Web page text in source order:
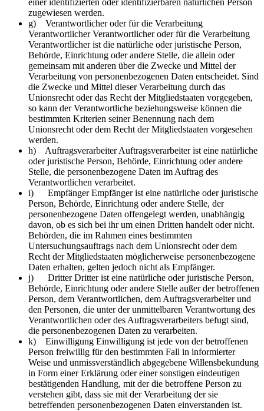
einer identifizierten oder identifizierbaren natürlichen Person
zugewiesen werden.
g) Verantwortlicher oder für die Verarbeitung
Verantwortlicher Verantwortlicher oder für die Verarbeitung
Verantwortlicher ist die natürliche oder juristische Person,
Behörde, Einrichtung oder andere Stelle, die allein oder
gemeinsam mit anderen über die Zwecke und Mittel der
Verarbeitung von personenbezogenen Daten entscheidet. Sind
die Zwecke und Mittel dieser Verarbeitung durch das
Unionsrecht oder das Recht der Mitgliedstaaten vorgegeben,
so kann der Verantwortliche beziehungsweise können die
bestimmten Kriterien seiner Benennung nach dem
Unionsrecht oder dem Recht der Mitgliedstaaten vorgesehen
werden.
h) Auftragsverarbeiter Auftragsverarbeiter ist eine natürliche
oder juristische Person, Behörde, Einrichtung oder andere
Stelle, die personenbezogene Daten im Auftrag des
Verantwortlichen verarbeitet.
i) Empfänger Empfänger ist eine natürliche oder juristische
Person, Behörde, Einrichtung oder andere Stelle, der
personenbezogene Daten offengelegt werden, unabhängig
davon, ob es sich bei ihr um einen Dritten handelt oder nicht.
Behörden, die im Rahmen eines bestimmten
Untersuchungsauftrags nach dem Unionsrecht oder dem
Recht der Mitgliedstaaten möglicherweise personenbezogene
Daten erhalten, gelten jedoch nicht als Empfänger.
j) Dritter Dritter ist eine natürliche oder juristische Person,
Behörde, Einrichtung oder andere Stelle außer der betroffenen
Person, dem Verantwortlichen, dem Auftragsverarbeiter und
den Personen, die unter der unmittelbaren Verantwortung des
Verantwortlichen oder des Auftragsverarbeiters befugt sind,
die personenbezogenen Daten zu verarbeiten.
k) Einwilligung Einwilligung ist jede von der betroffenen
Person freiwillig für den bestimmten Fall in informierter
Weise und unmissverständlich abgegebene Willensbekundung
in Form einer Erklärung oder einer sonstigen eindeutigen
bestätigenden Handlung, mit der die betroffene Person zu
verstehen gibt, dass sie mit der Verarbeitung der sie
betreffenden personenbezogenen Daten einverstanden ist.